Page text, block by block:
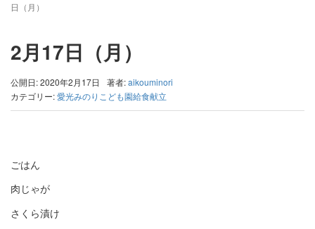
日（月）
2月17日（月）
公開日: 2020年2月17日 著者:aikouminori
カテゴリー:愛光みのりこども園給食献立
ごはん
肉じゃが
さくら漬け